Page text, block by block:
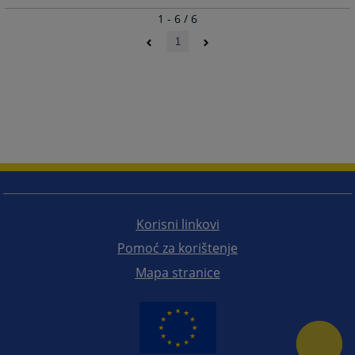
1 - 6 / 6
1
Korisni linkovi
Pomoć za korištenje
Mapa stranice